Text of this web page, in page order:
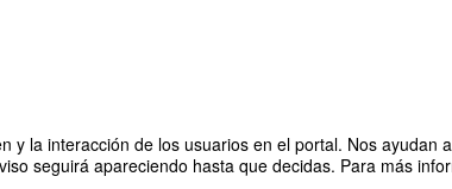
la interacción de los usuarios en el portal. Nos
seguirá apareciendo hasta que decidas. Para más